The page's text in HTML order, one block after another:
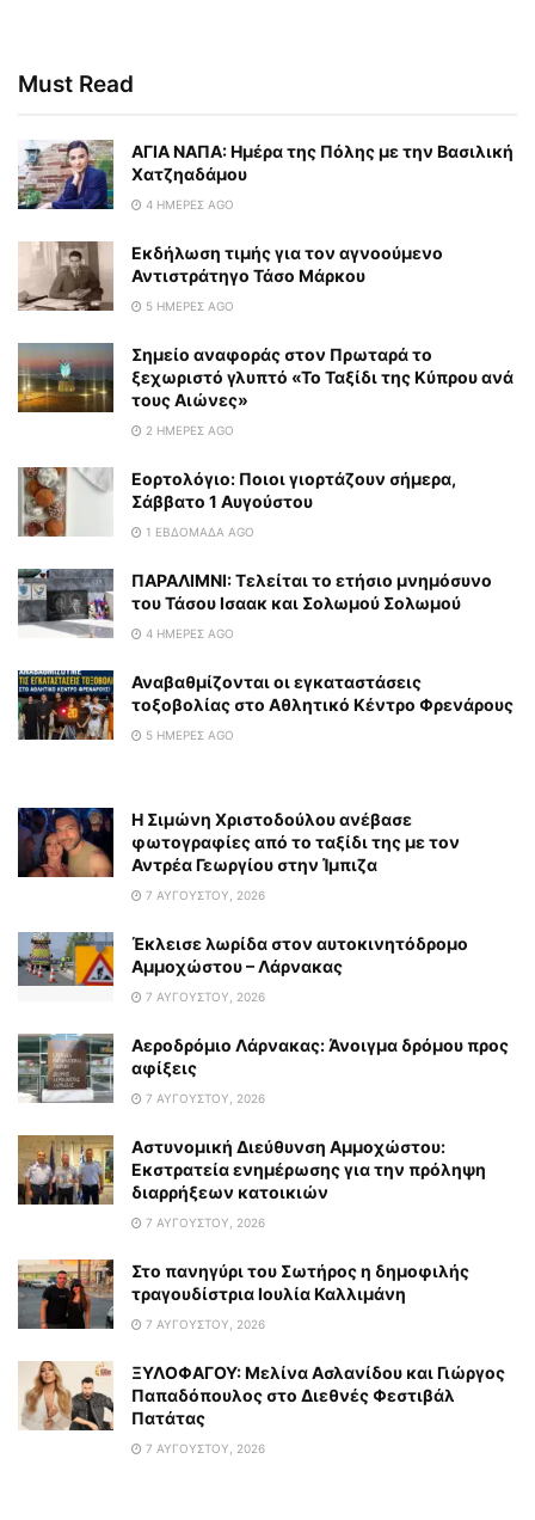
Must Read
ΑΓΙΑ ΝΑΠΑ: Ημέρα της Πόλης με την Βασιλική
Χατζηαδάμου
4 ΗΜΈΡΕΣ AGO
Εκδήλωση τιμής για τον αγνοούμενο
Αντιστράτηγο Τάσο Μάρκου
5 ΗΜΈΡΕΣ AGO
Σημείο αναφοράς στον Πρωταρά το
ξεχωριστό γλυπτό «Το Ταξίδι της Κύπρου ανά
τους Αιώνες»
2 ΗΜΈΡΕΣ AGO
Εορτολόγιο: Ποιοι γιορτάζουν σήμερα,
Σάββατο 1 Αυγούστου
1 ΕΒΔΟΜΆΔΑ AGO
ΠΑΡΑΛΙΜΝΙ: Τελείται το ετήσιο μνημόσυνο
του Τάσου Ισαακ και Σολωμού Σολωμού
4 ΗΜΈΡΕΣ AGO
Αναβαθμίζονται οι εγκαταστάσεις
τοξοβολίας στο Αθλητικό Κέντρο Φρενάρους
5 ΗΜΈΡΕΣ AGO
Η Σιμώνη Χριστοδούλου ανέβασε
φωτογραφίες από το ταξίδι της με τον
Αντρέα Γεωργίου στην Ίμπιζα
7 ΑΥΓΟΎΣΤΟΥ, 2026
Έκλεισε λωρίδα στον αυτοκινητόδρομο
Αμμοχώστου – Λάρνακας
7 ΑΥΓΟΎΣΤΟΥ, 2026
Αεροδρόμιο Λάρνακας: Άνοιγμα δρόμου προς
αφίξεις
7 ΑΥΓΟΎΣΤΟΥ, 2026
Αστυνομική Διεύθυνση Αμμοχώστου:
Εκστρατεία ενημέρωσης για την πρόληψη
διαρρήξεων κατοικιών
7 ΑΥΓΟΎΣΤΟΥ, 2026
Στο πανηγύρι του Σωτήρος η δημοφιλής
τραγουδίστρια Ιουλία Καλλιμάνη
7 ΑΥΓΟΎΣΤΟΥ, 2026
ΞΥΛΟΦΑΓΟΥ: Μελίνα Ασλανίδου και Γιώργος
Παπαδόπουλος στο Διεθνές Φεστιβάλ
Πατάτας
7 ΑΥΓΟΎΣΤΟΥ, 2026